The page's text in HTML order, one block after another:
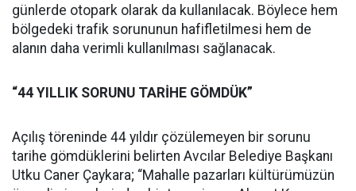
günlerde otopark olarak da kullanılacak. Böylece hem
bölgedeki trafik sorununun hafifletilmesi hem de
alanın daha verimli kullanılması sağlanacak.
“44 YILLIK SORUNU TARİHE GÖMDÜK”
Açılış töreninde 44 yıldır çözülemeyen bir sorunu
tarihe gömdüklerini belirten Avcılar Belediye Başkanı
Utku Caner Çaykara; “Mahalle pazarları kültürümüzün